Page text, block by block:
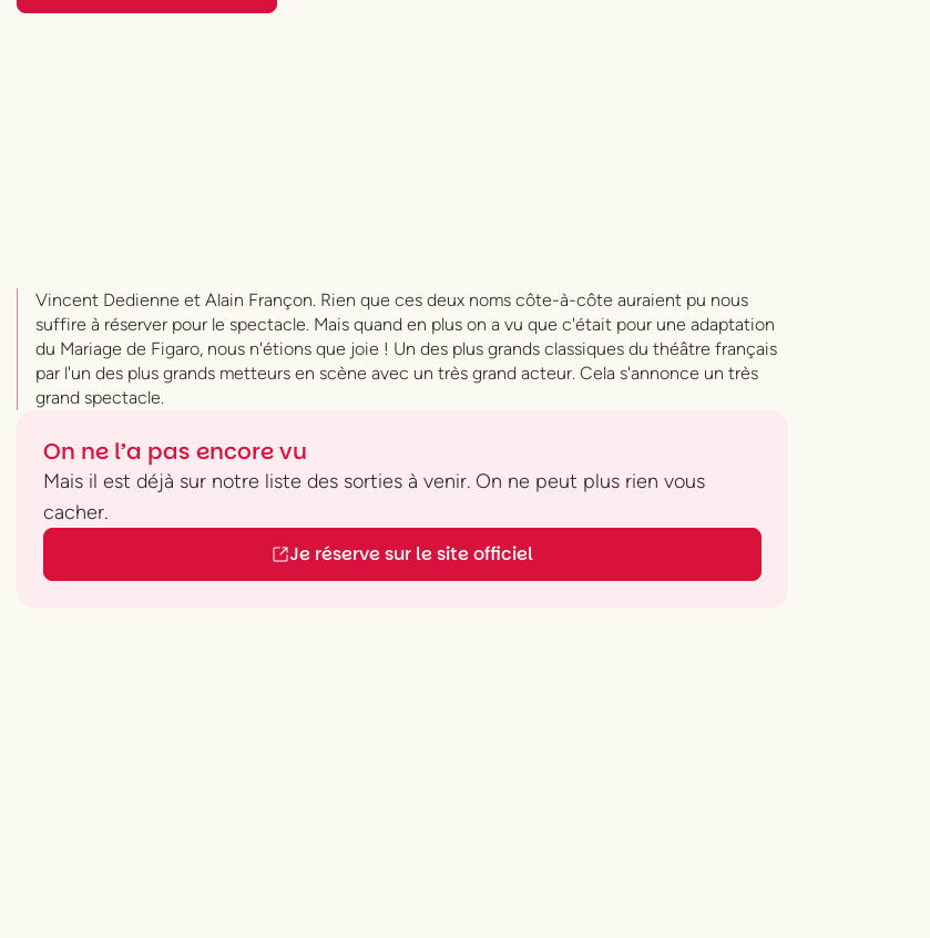
Vincent Dedienne et Alain Françon. Rien que ces deux noms côte-à-côte auraient pu nous
suffire à réserver pour le spectacle. Mais quand en plus on a vu que c'était pour une adaptation
du Mariage de Figaro, nous n'étions que joie ! Un des plus grands classiques du théâtre français
par l'un des plus grands metteurs en scène avec un très grand acteur. Cela s'annonce un très
grand spectacle.
On ne l’a pas encore vu
Mais il est déjà sur notre liste des sorties à venir. On ne peut plus rien vous
cacher.
Je réserve sur le site officiel